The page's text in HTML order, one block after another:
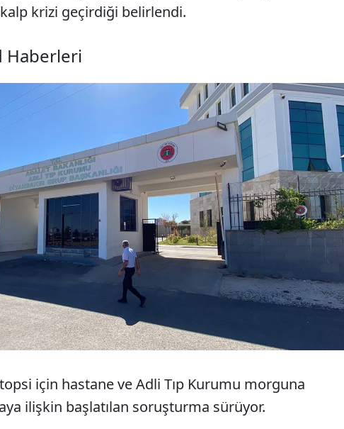
krizi geçirdiği belirlendi.
Haberleri
Sesi Aç
için hastane ve Adli Tıp Kurumu morguna
ilişkin başlatılan soruşturma sürüyor.